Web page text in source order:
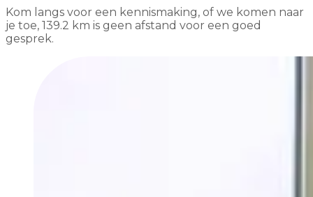
Kom langs voor een kennismaking, of we komen naar
je toe, 139.2 km is geen afstand voor een goed
gesprek.